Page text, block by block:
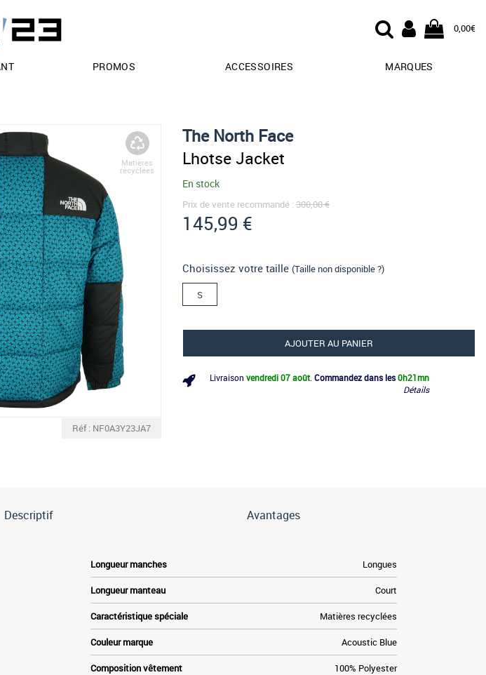
0,00€
PROMOS ACCESSOIRES MARQUES
Matières
recyclées
Réf : NF0A3Y23JA7
The North Face
Lhotse Jacket
En stock
Prix de vente recommandé : 300,00 €
145,99 €
Choisissez votre taille (Taille non disponible ?)
S
AJOUTER AU PANIER
Livraison vendredi 07 août Commandez dans les0h21mn
Détails
Descriptif Avantages
Longueur manches Longues
Longueur manteau Court
Caractéristique spéciale Matières recyclées
Couleur marque Acoustic Blue
Composition vêtement 100% Polyester